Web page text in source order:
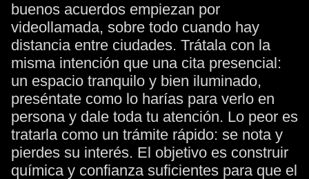
buenos acuerdos empiezan por
videollamada, sobre todo cuando hay
distancia entre ciudades. Trátala con la
misma intención que una cita presencial:
un espacio tranquilo y bien iluminado,
preséntate como lo harías para verlo en
persona y dale toda tu atención. Lo peor es
tratarla como un trámite rápido: se nota y
pierdes su interés. El objetivo es construir
química y confianza suficientes para que el